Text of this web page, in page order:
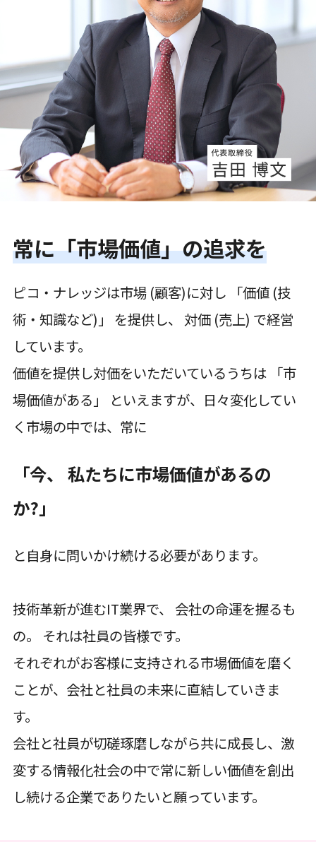
常に「市場価値」の追求を
ピコ・ナレッジは市場 (顧客)に対し 「価値 (技
術・知識など)」 を提供し、 対価 (売上) で経営
しています。
価値を提供し対価をいただいているうちは 「市
場価値がある」 といえますが、日々変化してい
く市場の中では、常に
「今、 私たちに市場価値があるの
か?」
と自身に問いかけ続ける必要があります。
技術革新が進むIT業界で、 会社の命運を握るも
の。 それは社員の皆様です。
それぞれがお客様に支持される市場価値を磨く
ことが、会社と社員の未来に直結していきま
す。
会社と社員が切磋琢磨しながら共に成長し、激
変する情報化社会の中で常に新しい価値を創出
し続ける企業でありたいと願っています。